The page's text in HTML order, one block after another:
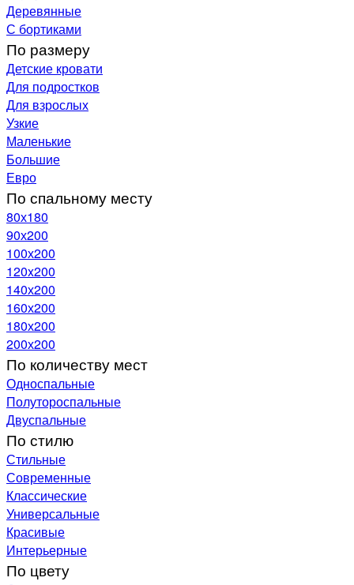
Деревянные
С бортиками
По размеру
Детские кровати
Для подростков
Для взрослых
Узкие
Маленькие
Большие
Евро
По спальному месту
80х180
90х200
100х200
120x200
140х200
160х200
180х200
200х200
По количеству мест
Односпальные
Полутороспальные
Двуспальные
По стилю
Стильные
Современные
Классические
Универсальные
Красивые
Интерьерные
По цвету